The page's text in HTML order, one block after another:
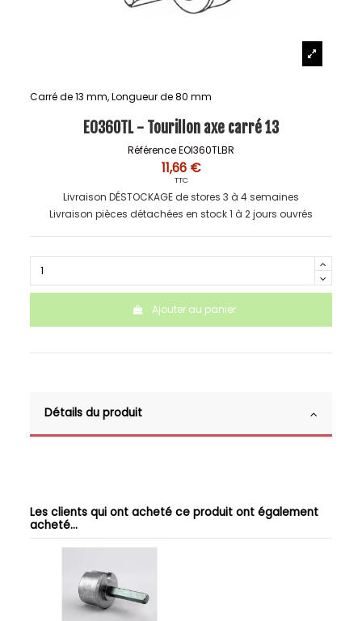
Carré de 13 mm, Longueur de 80 mm
EO360TL - Tourillon axe carré 13
RéférenceEOI360TLBR
11,66 €
TTC
Livraison DÉSTOCKAGE de stores 3 à 4 semaines
Livraison pièces détachées en stock 1 à 2 jours ouvrés
Ajouter au panier
Détails du produit
Les clients qui ont acheté ce produit ont également
acheté...